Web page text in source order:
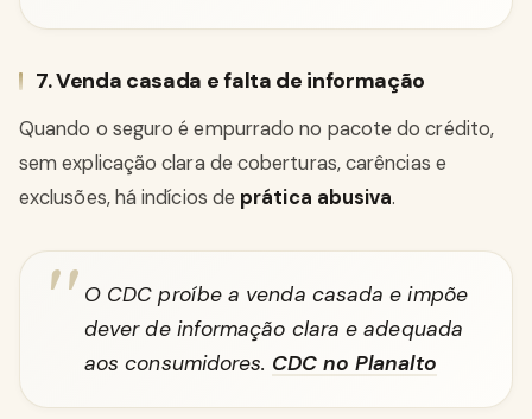
7. Venda casada e falta de informação
Quando o seguro é empurrado no pacote do crédito,
sem explicação clara de coberturas, carências e
exclusões, há indícios de prática abusiva.
O CDC proíbe a venda casada e impõe
dever de informação clara e adequada
aos consumidores. CDC no Planalto